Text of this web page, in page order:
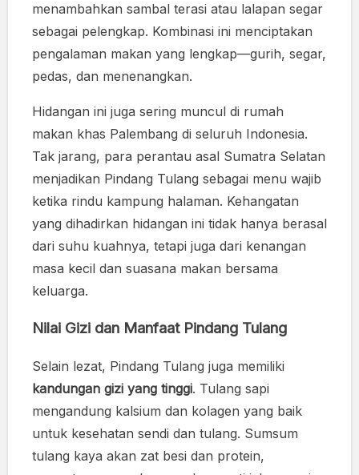
menambahkan sambal terasi atau lalapan segar
sebagai pelengkap. Kombinasi ini menciptakan
pengalaman makan yang lengkap—gurih, segar,
pedas, dan menenangkan.
Hidangan ini juga sering muncul di rumah
makan khas Palembang di seluruh Indonesia.
Tak jarang, para perantau asal Sumatra Selatan
menjadikan Pindang Tulang sebagai menu wajib
ketika rindu kampung halaman. Kehangatan
yang dihadirkan hidangan ini tidak hanya berasal
dari suhu kuahnya, tetapi juga dari kenangan
masa kecil dan suasana makan bersama
keluarga.
Nilai Gizi dan Manfaat Pindang Tulang
Selain lezat, Pindang Tulang juga memiliki
kandungan gizi yang tinggi. Tulang sapi
mengandung kalsium dan kolagen yang baik
untuk kesehatan sendi dan tulang. Sumsum
tulang kaya akan zat besi dan protein,